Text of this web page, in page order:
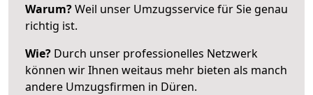
Warum?Weil unser Umzugsservice für Sie genau
richtig ist.
Wie? Durch unser professionelles Netzwerk
können wir Ihnen weitaus mehr bieten als manch
andere Umzugsfirmen in Düren.